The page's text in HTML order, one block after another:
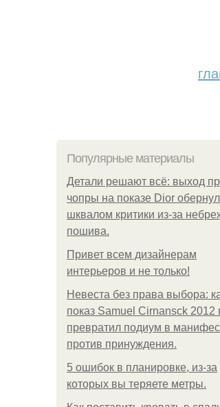
Популярные материалы
Детали решают всё: выход
чопры на показе Dior
шквалом критики из-за
пошива.
Привет всем дизайнерам
интерьеров и не только!
Невеста без права выбора:
показ Samuel Cirnansck 2012
превратил подиум в
против принуждения.
5 ошибок в планировке, из-за
которых вы теряете метры.